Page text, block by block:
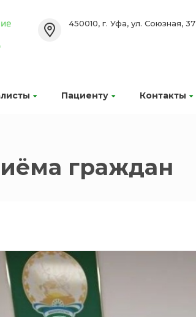
Пациенту Контакты
450010, г. Уфа, ул. Союзная, 37
граждан